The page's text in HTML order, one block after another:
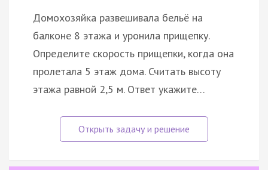
Домохозяйка развешивала бельё на
балконе 8 этажа и уронила прищепку.
Определите скорость прищепки, когда она
пролетала 5 этаж дома. Считать высоту
этажа равной 2,5 м. Ответ укажите…